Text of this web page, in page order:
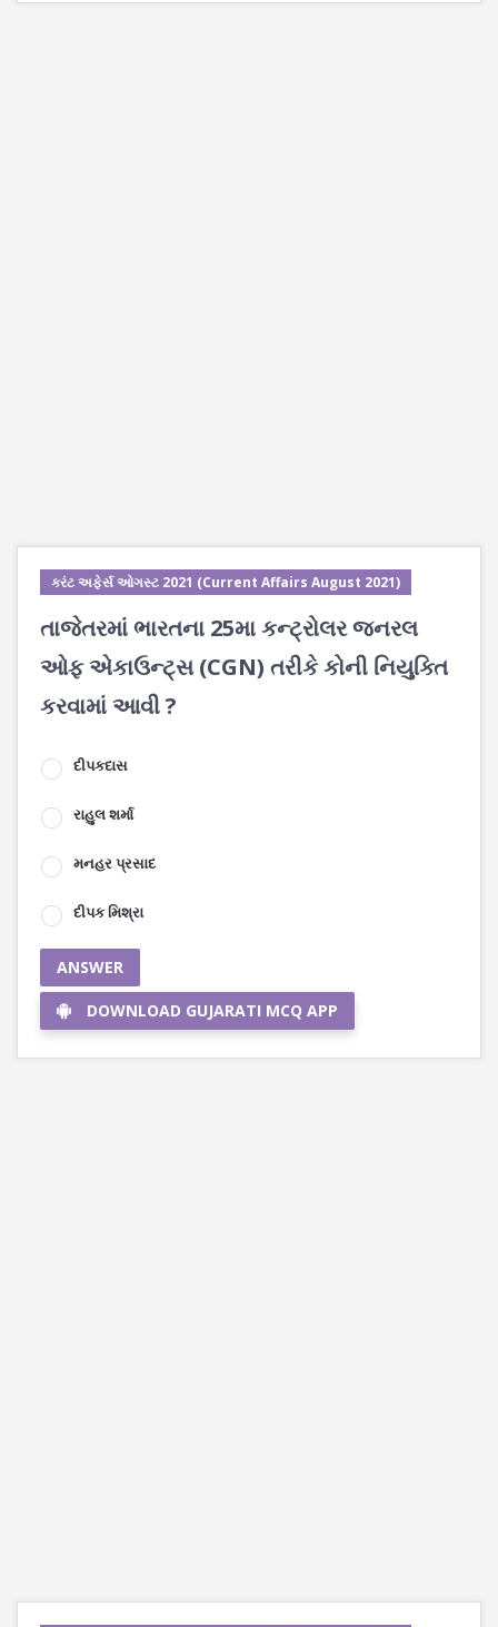
કરંટ અફેર્સ ઓગસ્ટ 2021 (Current Affairs August 2021)
તાજેતરમાં ભારતના 25મા કન્ટ્રોલર જનરલ
ઓફ એકાઉન્ટ્સ (CGN) તરીકે કોની નિયુક્તિ
કરવામાં આવી ?
દીપકદાસ
રાહુલ શર્મા
મનહર પ્રસાદ
દીપક મિશ્રા
ANSWER
DOWNLOAD GUJARATI MCQ APP